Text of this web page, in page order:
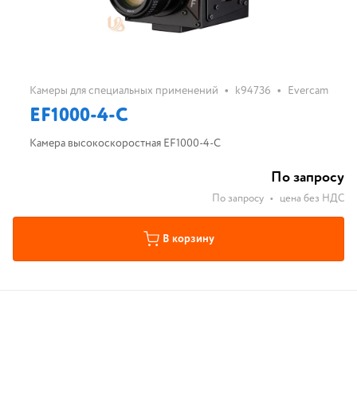
Камеры для специальных применений • k94736 • Evercam
EF1000-4-С
Камера высокоскоростная EF1000-4-С
По запросу
По запросу • цена без НДС
В корзину